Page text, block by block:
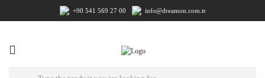
+90 541 569 27 00 info@dreamon.com.tr